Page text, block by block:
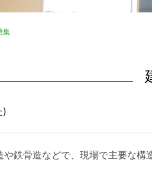
集
)
鉄骨造などで、現場で主要な構